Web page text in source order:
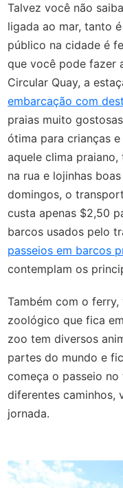
Talvez você não
ligada ao mar, tanto
público na cidade é
que você pode fazer
Circular Quay, a
embarcação com
praias muito
ótima para crianças
aquele clima
na rua e lojinhas
domingos, o
custa apenas $2,50
barcos usados pelo
passeios em barcos
contemplam os
Também com o
zoológico que fica
zoo tem diversos
partes do mundo e
começa o passeio
diferentes caminhos,
jornada.